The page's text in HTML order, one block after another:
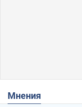
Мнения